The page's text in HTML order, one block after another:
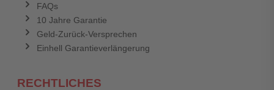
FAQs
10 Jahre Garantie
Geld-Zurück-Versprechen
Einhell Garantieverlängerung
RECHTLICHES